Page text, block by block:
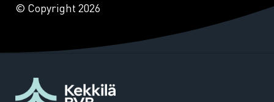
© Copyright 2026